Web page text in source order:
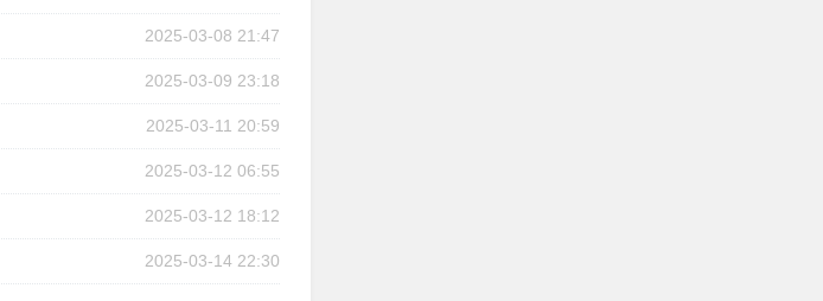
2025-03-08 21:47
2025-03-09 23:18
2025-03-11 20:59
2025-03-12 06:55
2025-03-12 18:12
2025-03-14 22:30